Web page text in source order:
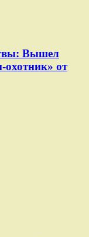
Вышел
от